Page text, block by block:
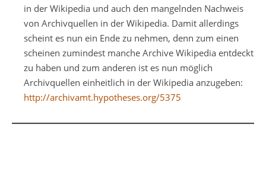
in der Wikipedia und auch den mangelnden Nachweis
von Archivquellen in der Wikipedia. Damit allerdings
scheint es nun ein Ende zu nehmen, denn zum einen
scheinen zumindest manche Archive Wikipedia entdeckt
zu haben und zum anderen ist es nun möglich
Archivquellen einheitlich in der Wikipedia anzugeben:
http://archivamt.hypotheses.org/5375